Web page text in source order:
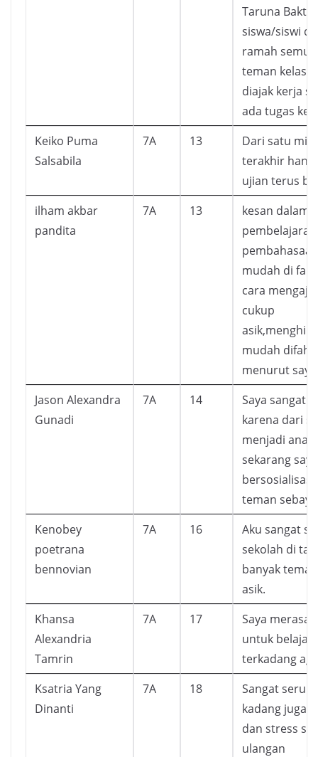
Taruna Bakti,
siswa/siswi
ramah
teman kelas
diajak kerja
ada tugas
Keiko Puma
Salsabila
7A 13
Dari satu
terakhir
ujian terus
ilham akbar
pandita
7A 13
kesan dalam
mudah di
cara
cukup
mudah
menurut
Jason Alexandra
Gunadi
7A 14
Saya sangat
karena dari
menjadi
sekarang
teman
Kenobey
poetrana
bennovian
7A 16
Aku sangat
sekolah di
banyak
asik.
Khansa
Alexandria
Tamrin
7A 17
Saya merasa
untuk belajar
terkadang
Ksatria Yang
Dinanti
7A 18
Sangat seru
kadang juga
dan stress
ulangan